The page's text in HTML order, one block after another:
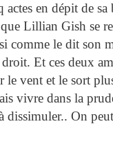
actes en dépit de
Lillian Gish se
comme le dit son
Et ces deux
le vent et le sort
vivre dans la
dissimuler.. On